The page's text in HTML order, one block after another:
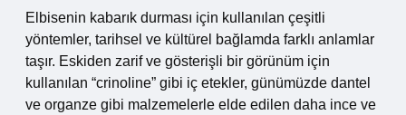
Elbisenin kabarık durması için kullanılan çeşitli
yöntemler, tarihsel ve kültürel bağlamda farklı anlamlar
taşır. Eskiden zarif ve gösterişli bir görünüm için
kullanılan “crinoline” gibi iç etekler, günümüzde dantel
ve organze gibi malzemelerle elde edilen daha ince ve